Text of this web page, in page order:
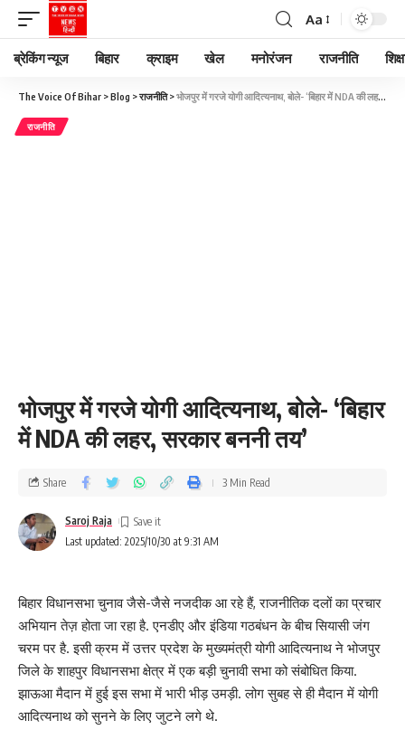
Aa
ब्रेकिंग न्यूज बिहार क्राइम खेल मनोरंजन राजनीति
The Voice Of Bihar >Blog >राजनीति>भोजपुर में गरजे योगी आदित्यनाथ, बोले- ‘बिहार में NDA की लहर, सरकार बननी तय’
राजनीति
भोजपुर में गरजे योगी आदित्यनाथ, बोले- ‘बिहार
में NDA की लहर, सरकार बननी तय’
Last updated: 2025/10/30 at 9:31 AM
Saroj Raja
Share 3 Min Read
बिहार विधानसभा चुनाव जैसे-जैसे नजदीक आ रहे हैं, राजनीतिक दलों का प्रचार
अभियान तेज़ होता जा रहा है. एनडीए और इंडिया गठबंधन के बीच सियासी जंग
चरम पर है. इसी क्रम में उत्तर प्रदेश के मुख्यमंत्री योगी आदित्यनाथ ने भोजपुर
जिले के शाहपुर विधानसभा क्षेत्र में एक बड़ी चुनावी सभा को संबोधित किया.
झाऊआ मैदान में हुई इस सभा में भारी भीड़ उमड़ी. लोग सुबह से ही मैदान में योगी
आदित्यनाथ को सुनने के लिए जुटने लगे थे.